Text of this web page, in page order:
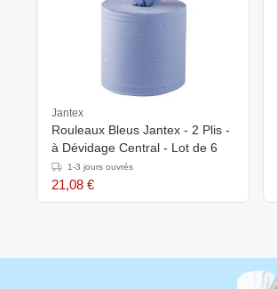
Jantex
Rouleaux Bleus Jantex - 2 Plis -
à Dévidage Central - Lot de 6
1-3 jours ouvrés
21,08 €